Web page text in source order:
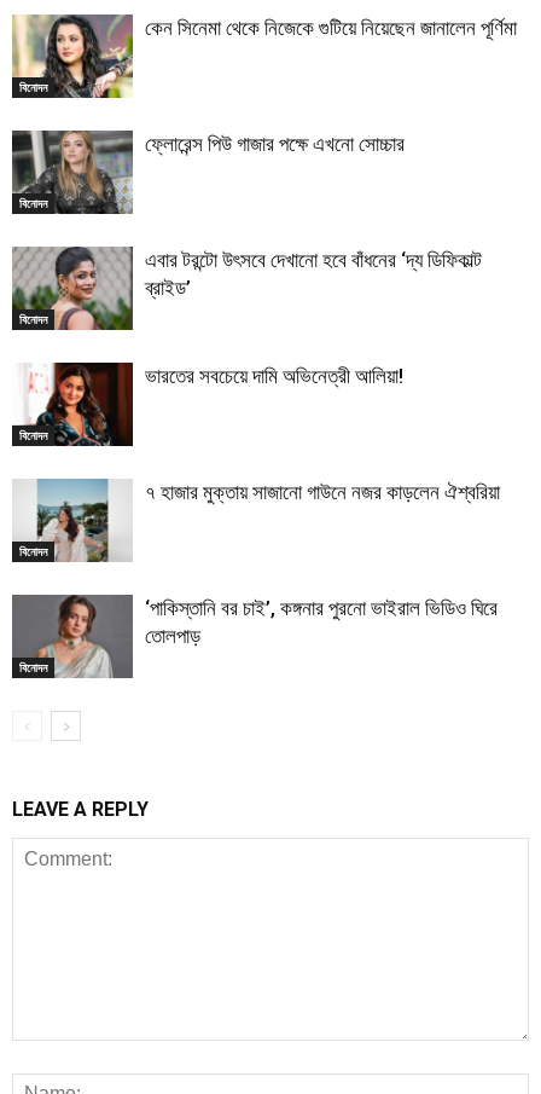
বিনোদন
কেন সিনেমা থেকে নিজেকে গুটিয়ে নিয়েছেন জানালেন পূর্ণিমা
বিনোদন
ফ্লোরেন্স পিউ গাজার পক্ষে এখনো সোচ্চার
বিনোদন
এবার টরন্টো উৎসবে দেখানো হবে বাঁধনের ‘দ্য ডিফিকাল্ট
ব্রাইড’
বিনোদন
ভারতের সবচেয়ে দামি অভিনেত্রী আলিয়া!
বিনোদন
৭ হাজার মুক্তায় সাজানো গাউনে নজর কাড়লেন ঐশ্বরিয়া
বিনোদন
‘পাকিস্তানি বর চাই’, কঙ্গনার পুরনো ভাইরাল ভিডিও ঘিরে
তোলপাড়
LEAVE A REPLY